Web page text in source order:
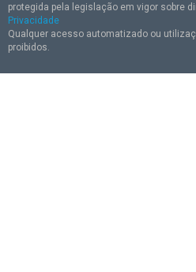
protegida pela legislação em vigor sobre
Privacidade
Qualquer acesso automatizado ou
proibidos.